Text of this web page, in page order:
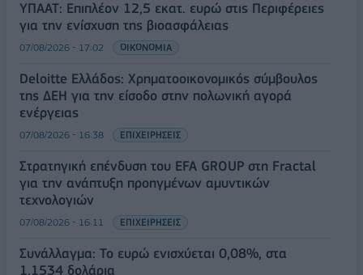
ΥΠΑΑΤ: Επιπλέον 12,5 εκατ. ευρώ στις Περιφέρειες
για την ενίσχυση της βιοασφάλειας
07/08/2026 - 17:02 ΟΙΚΟΝΟΜΙΑ
Deloitte Ελλάδος: Χρηματοοικονομικός σύμβουλος
της ΔΕΗ για την είσοδο στην πολωνική αγορά
ενέργειας
07/08/2026 - 16:38 ΕΠΙΧΕΙΡΗΣΕΙΣ
Στρατηγική επένδυση του EFA GROUP στη Fractal
για την ανάπτυξη προηγμένων αμυντικών
τεχνολογιών
07/08/2026 - 16:11 ΕΠΙΧΕΙΡΗΣΕΙΣ
Συνάλλαγμα: Το ευρώ ενισχύεται 0,08%, στα
1,1534 δολάρια